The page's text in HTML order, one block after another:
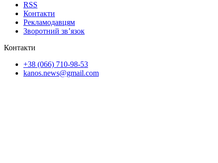
RSS
Контакти
Рекламодавцям
Зворотний зв’язок
Контакти
+38 (066) 710-98-53
kanos.news@gmail.com